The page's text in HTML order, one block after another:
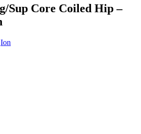
a
plusieurs
variations.
options
Sup Core Coiled Hip –
Ion